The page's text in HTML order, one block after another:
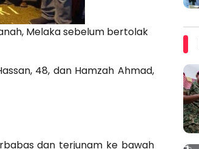
Melaka sebelum bertolak
48, dan Hamzah Ahmad,
dan terjunam ke bawah